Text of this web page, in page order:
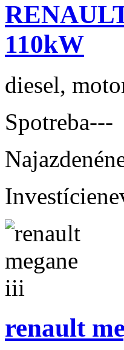
110kW
diesel,
Spotreba---
Najazdené
Investície
renault